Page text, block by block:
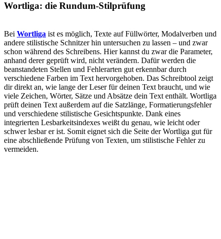
Wortliga: die Rundum-Stilprüfung
Bei Wortliga ist es möglich, Texte auf Füllwörter, Modalverben und
andere stilistische Schnitzer hin untersuchen zu lassen – und zwar
schon während des Schreibens. Hier kannst du zwar die Parameter,
anhand derer geprüft wird, nicht verändern. Dafür werden die
beanstandeten Stellen und Fehlerarten gut erkennbar durch
verschiedene Farben im Text hervorgehoben. Das Schreibtool zeigt
dir direkt an, wie lange der Leser für deinen Text braucht, und wie
viele Zeichen, Wörter, Sätze und Absätze dein Text enthält. Wortliga
prüft deinen Text außerdem auf die Satzlänge, Formatierungsfehler
und verschiedene stilistische Gesichtspunkte. Dank eines
integrierten Lesbarkeitsindexes weißt du genau, wie leicht oder
schwer lesbar er ist. Somit eignet sich die Seite der Wortliga gut für
eine abschließende Prüfung von Texten, um stilistische Fehler zu
vermeiden.